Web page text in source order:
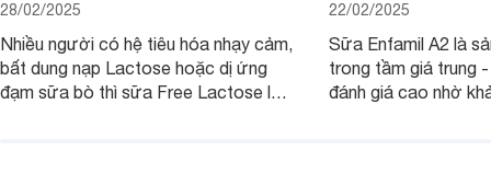
28/02/2025
Nhiều người có hệ tiêu hóa nhạy cảm,
bất dung nạp Lactose hoặc dị ứng
đạm sữa bò thì sữa Free Lactose là
22/02/2025
Sữa Enfamil A2 là
trong tầm giá trung
đánh giá cao nhờ